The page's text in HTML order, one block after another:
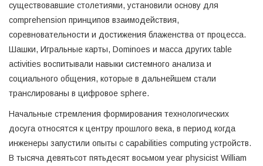
существовавшие столетиями, установили основу для
comprehension принципов взаимодействия,
соревновательности и достижения блаженства от процесса.
Шашки, Игральные карты, Dominoes и масса других table
activities воспитывали навыки системного анализа и
социального общения, которые в дальнейшем стали
транслированы в цифровое sphere.
Начальные стремления формирования технологических
досуга относятся к центру прошлого века, в период когда
инженеры запустили опыты с capabilities computing устройств.
В тысяча девятьсот пятьдесят восьмом year physicist William